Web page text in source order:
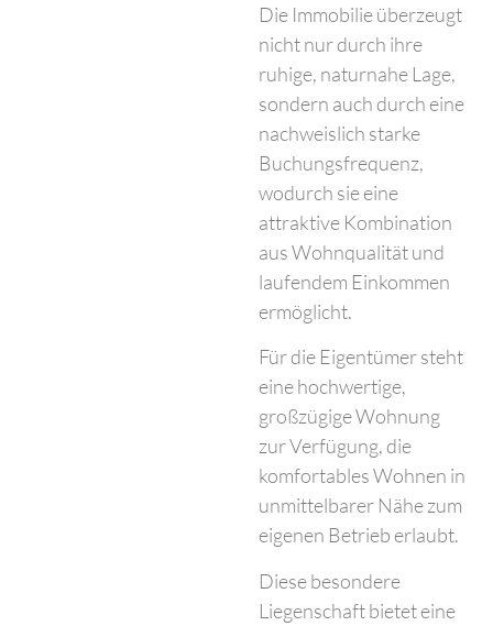
Die Immobilie überzeugt
nicht nur durch ihre
ruhige, naturnahe Lage,
sondern auch durch eine
nachweislich starke
Buchungsfrequenz,
wodurch sie eine
attraktive Kombination
aus Wohnqualität und
laufendem Einkommen
ermöglicht.
Für die Eigentümer steht
eine hochwertige,
großzügige Wohnung
zur Verfügung, die
komfortables Wohnen in
unmittelbarer Nähe zum
eigenen Betrieb erlaubt.
Diese besondere
Liegenschaft bietet eine